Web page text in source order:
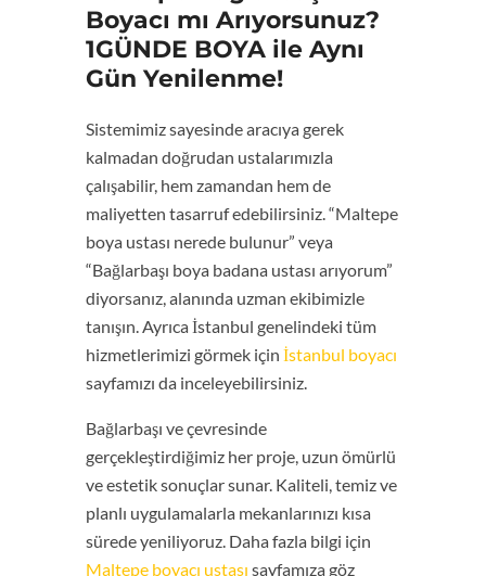
Boyacı mı Arıyorsunuz?
1GÜNDE BOYA ile Aynı
Gün Yenilenme!
Sistemimiz sayesinde aracıya gerek
kalmadan doğrudan ustalarımızla
çalışabilir, hem zamandan hem de
maliyetten tasarruf edebilirsiniz. “Maltepe
boya ustası nerede bulunur” veya
“Bağlarbaşı boya badana ustası arıyorum”
diyorsanız, alanında uzman ekibimizle
tanışın. Ayrıca İstanbul genelindeki tüm
hizmetlerimizi görmek için İstanbul boyacı
sayfamızı da inceleyebilirsiniz.
Bağlarbaşı ve çevresinde
gerçekleştirdiğimiz her proje, uzun ömürlü
ve estetik sonuçlar sunar. Kaliteli, temiz ve
planlı uygulamalarla mekanlarınızı kısa
sürede yeniliyoruz. Daha fazla bilgi için
Maltepe boyacı ustası sayfamıza göz